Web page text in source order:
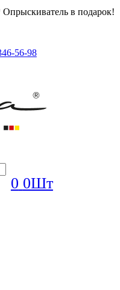
в подарок!
56-98
0 0Шт